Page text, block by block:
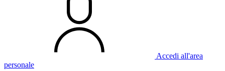
Accedi all'area
personale